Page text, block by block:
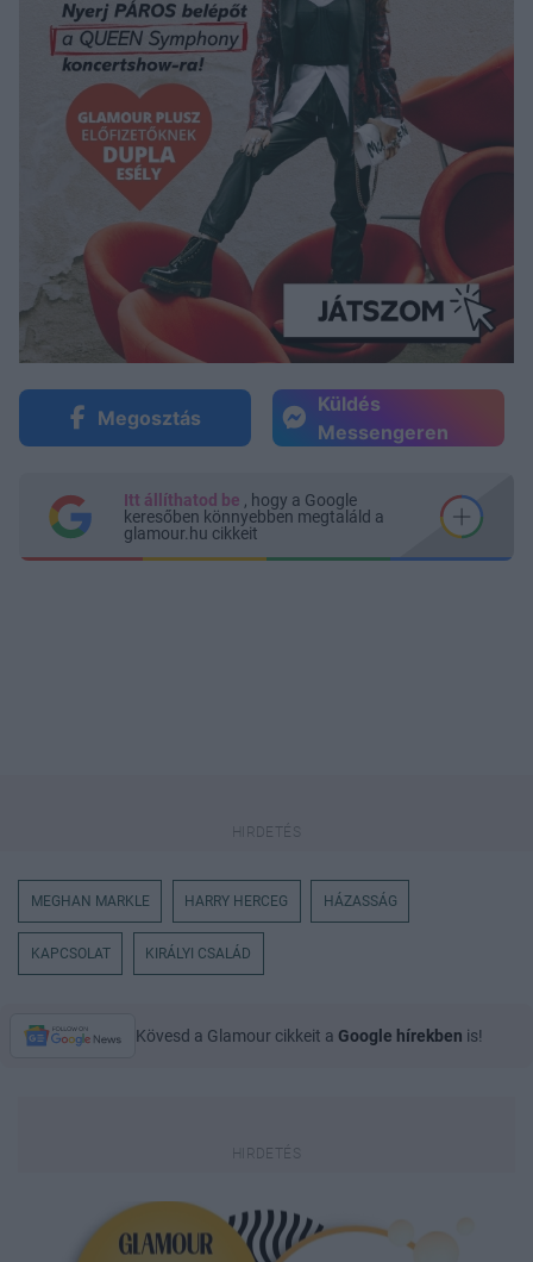
Megosztás
Küldés
Messengeren
Itt állíthatod be , hogy a Google
keresőben könnyebben megtaláld a
glamour.hu cikkeit
MEGHAN MARKLE HARRY HERCEG HÁZASSÁG
KAPCSOLAT KIRÁLYI CSALÁD
Kövesd a Glamour cikkeit a Google hírekben is!